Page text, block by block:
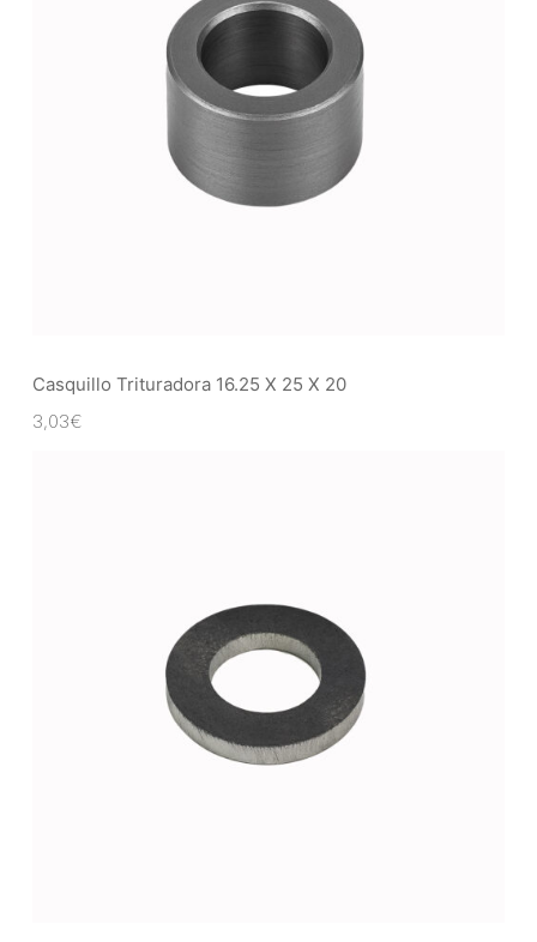
Casquillo Trituradora 16.25 X 25 X 20
3,03€